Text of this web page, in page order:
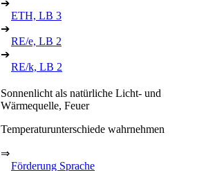
➔
ETH, LB 3
➔
RE/e, LB 2
➔
RE/k, LB 2
Sonnenlicht als natürliche Licht- und
Wärmequelle, Feuer
Temperaturunterschiede wahrnehmen
⇒
Förderung Sprache